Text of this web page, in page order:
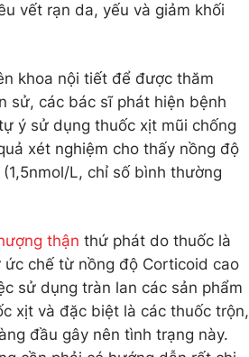
vết rạn da, yếu và giảm khối
khoa nội tiết để được thăm
sử, các bác sĩ phát hiện bệnh
ý sử dụng thuốc xịt mũi chống
xét nghiệm cho thấy nồng độ
L, chỉ số bình thường
thận thứ phát do thuốc là
chế từ nồng độ Corticoid cao
sử dụng tràn lan các sản phẩm
xịt và đặc biệt là các thuốc trộn,
đầu gây nên tình trạng này.